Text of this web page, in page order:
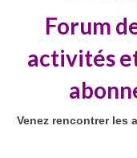
Forum
activités
Venez rencontrer les